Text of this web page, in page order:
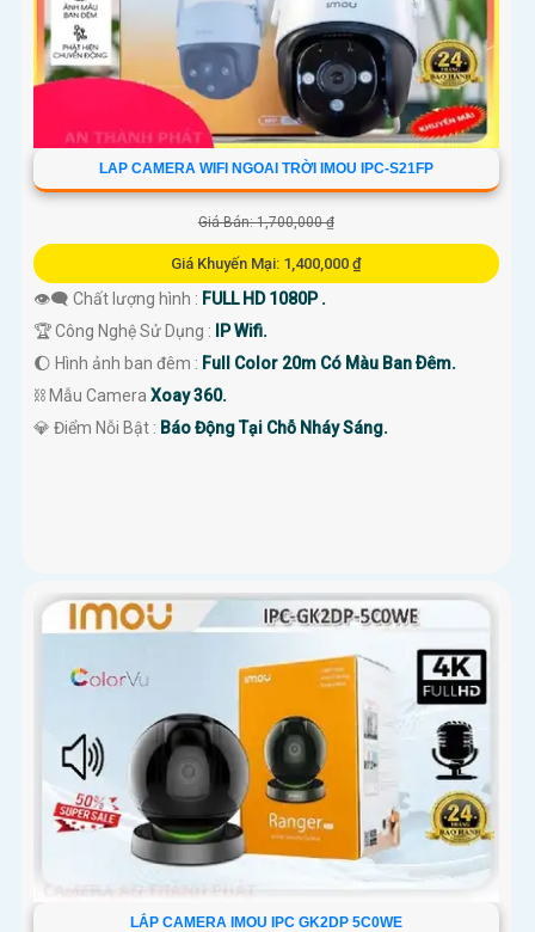
LAP CAMERA WIFI NGOAI TRỜI IMOU IPC-S21FP
Giá Bán: 1,700,000 ₫
Giá Khuyến Mại: 1,400,000 ₫
👁️‍🗨 Chất lượng hình : FULL HD 1080P .
🏆 Công Nghệ Sử Dụng : IP Wifi.
🌔 Hình ảnh ban đêm : Full Color 20m Có Màu Ban Ðêm.
⛓ Mẫu Camera Xoay 360.
️💎 Điểm Nỗi Bật : Báo Động Tại Chỗ Nháy Sáng.
LẮP CAMERA IMOU IPC GK2DP 5C0WE